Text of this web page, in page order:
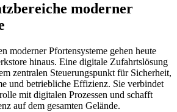
moderner
moderner Pfortensysteme gehen heute
hinaus. Eine digitale Zufahrtslösung
zentralen Steuerungspunkt für Sicherheit,
und betriebliche Effizienz. Sie verbindet
mit digitalen Prozessen und schafft
auf dem gesamten Gelände.